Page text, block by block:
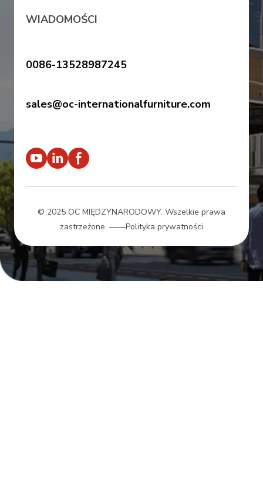
WIADOMOŚCI
0086-13528987245
sales@oc-internationalfurniture.com
© 2025 OC MIĘDZYNARODOWY. Wszelkie prawa
zastrzeżone. ——Polityka prywatności